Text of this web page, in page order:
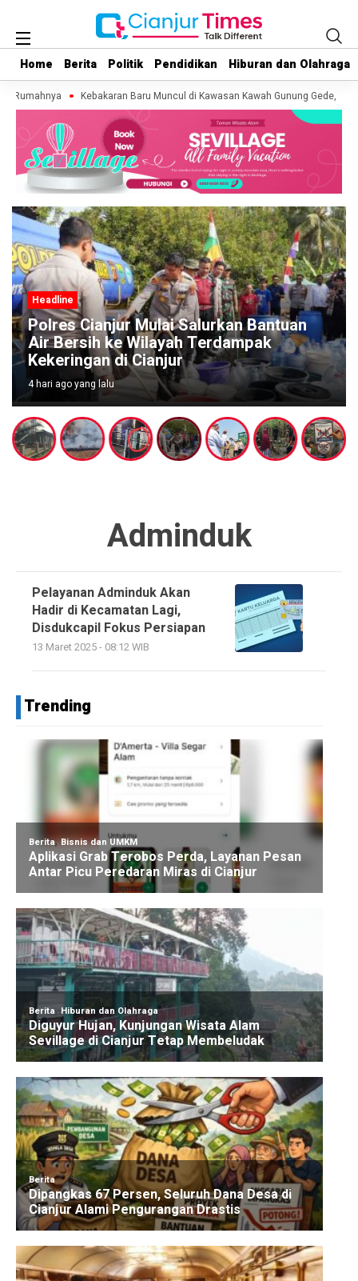
Home Berita Politik Pendidikan Hiburan dan Olahraga
Home Berita Politik Pendidikan Hiburan dan Olahraga
Kebakaran Baru Muncul di Kawasan Kawah Gunung Gede,
Headline
Kunker ke Cianjur, Cak Imin
Gerakan 10 Ribu MCK dan Lepas 357
5 hari ago yang lalu
Adminduk
Pelayanan Adminduk Akan
Hadir di Kecamatan Lagi,
Disdukcapil Fokus Persiapan
13 Maret 2025 - 08:12 WIB
Trending